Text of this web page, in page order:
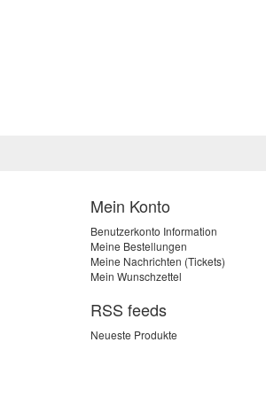
Mein Konto
Benutzerkonto Information
Meine Bestellungen
Meine Nachrichten (Tickets)
Mein Wunschzettel
RSS feeds
Neueste Produkte